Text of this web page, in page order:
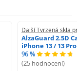
Další Tvrzená skla
AlzaGuard 2.5D
iPhone 13 / 13 Pro
96 %
(25 hodnocení)